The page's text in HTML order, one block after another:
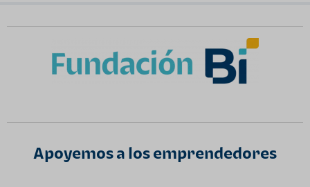
Apoyemos a los emprendedores​